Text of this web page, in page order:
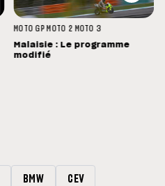
MOTO GP MOTO 2 MOTO 3
Malaisie : Le programme
modifié
BMW CEV